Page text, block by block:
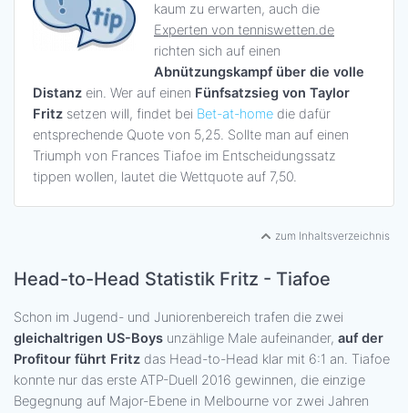
kaum zu erwarten, auch die
Experten von tenniswetten.de
richten sich auf einen
Abnützungskampf über die volle
Distanz ein. Wer auf einen Fünfsatzsieg von Taylor
Fritz setzen will, findet bei Bet-at-home die dafür
entsprechende Quote von 5,25. Sollte man auf einen
Triumph von Frances Tiafoe im Entscheidungssatz
tippen wollen, lautet die Wettquote auf 7,50.
zum Inhaltsverzeichnis
Head-to-Head Statistik Fritz - Tiafoe
Schon im Jugend- und Juniorenbereich trafen die zwei
gleichaltrigen US-Boys unzählige Male aufeinander, auf der
Profitour führt Fritz das Head-to-Head klar mit 6:1 an. Tiafoe
konnte nur das erste ATP-Duell 2016 gewinnen, die einzige
Begegnung auf Major-Ebene in Melbourne vor zwei Jahren